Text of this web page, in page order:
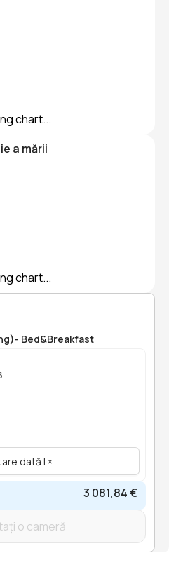
chart...
a mării
chart...
Bed&Breakfast
dată | ×
3 081,84 €
o cameră